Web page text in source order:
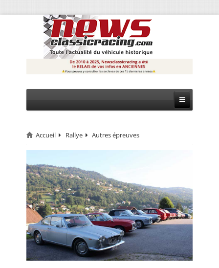
CIRCUIT
MONTAGNE
EVÈNEMENTS
CALENDRIER
FOCUS
Accueil Rallye Autres épreuves